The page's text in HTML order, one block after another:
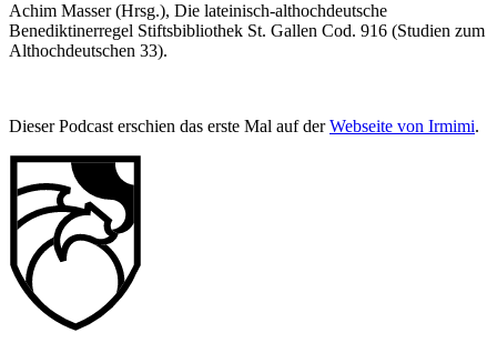
Achim Masser (Hrsg.), Die lateinisch-althochdeutsche
Benediktinerregel Stiftsbibliothek St. Gallen Cod. 916 (Studien zum
Althochdeutschen 33).
Dieser Podcast erschien das erste Mal auf derWebseite von Irmimi.